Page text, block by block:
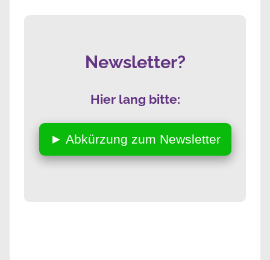
Newsletter?
Hier lang bitte:
► Abkürzung zum Newsletter